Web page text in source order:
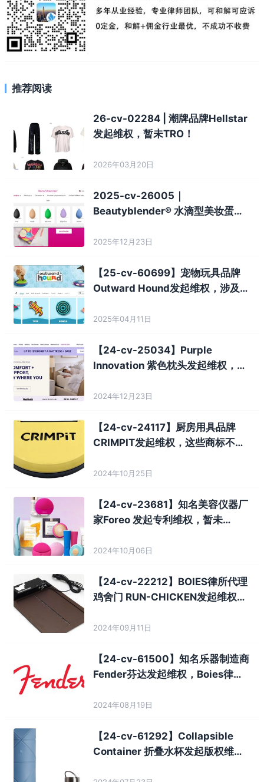
推荐阅读
26-cv-02284 | 潮牌品牌Hellstar
发起维权，暂未TRO！
2026年03月20日
2025-cv-26005｜
Beautyblender® 水滴型美妆蛋专
最新起诉
2025年12月23日
【25-cv-60699】宠物玩具品牌
Outward Hound发起维权，涉及数
2025年04月11日
【24-cv-25034】Purple
Innovation 紫色枕头发起维权，
2024年12月23日
【24-cv-24117】厨房用具品牌
CRIMPIT发起维权，这些商标不能
2024年10月25日
【24-cv-23681】知名美容仪器厂
家Foreo 发起专利维权，暂未
2024年10月06日
【24-cv-22212】BOIES律所代理
鸡舍门 RUN-CHICKEN发起维权，
2024年09月11日
【24-cv-61500】知名乐器制造商
Fender芬达发起维权，Boies律所
2024年08月19日
【24-cv-61292】Collapsible
Container 折叠水杯发起版权维